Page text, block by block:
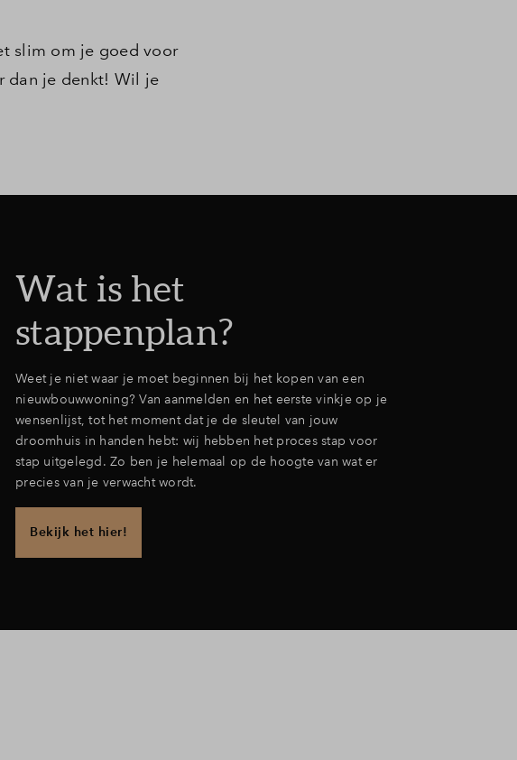
slim om je goed voor
dan je denkt! Wil je
Wat is het
stappenplan?
Weet je niet waar je moet beginnen bij het kopen van een
nieuwbouwwoning? Van aanmelden en het eerste vinkje op je
wensenlijst, tot het moment dat je de sleutel van jouw
droomhuis in handen hebt: wij hebben het proces stap voor
stap uitgelegd. Zo ben je helemaal op de hoogte van wat er
precies van je verwacht wordt.
Bekijk het hier!